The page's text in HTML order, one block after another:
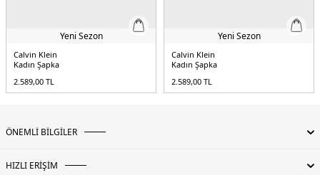
Yeni Sezon
Calvin Klein
Kadın Şapka
2.589,00 TL
Yeni Sezon
Calvin Klein
Kadın Şapka
2.589,00 TL
ÖNEMLİ BİLGİLER
HIZLI ERİŞİM